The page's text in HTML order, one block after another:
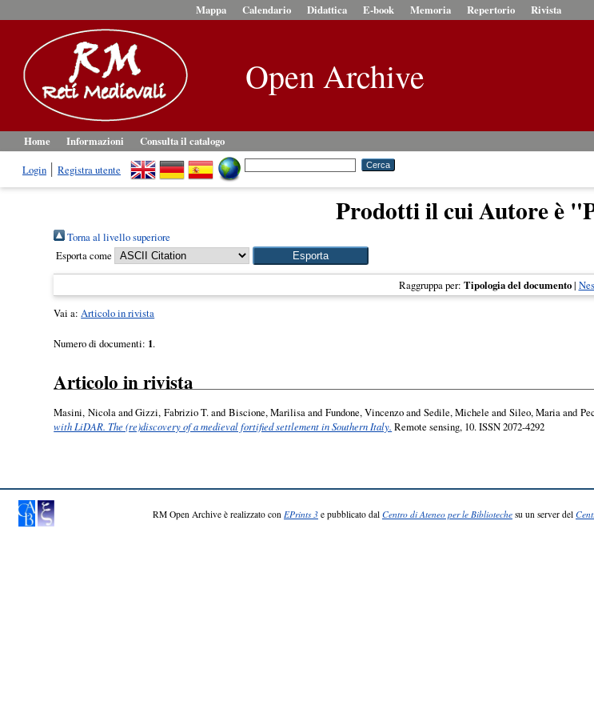
Mappa Calendario Didattica E-book Memoria Repertorio Rivista
Open Archive
Home Informazioni
Consulta il catalogo
Login
Registra utente
Prodotti il cui Autore è "
Torna al livello superiore
Esporta come
Raggruppa per: Tipologia del documento|
Vai a:Articolo in rivista
Numero di documenti: 1.
Articolo in rivista
Masini, NicolaandGizzi, Fabrizio T.and Biscione, Marilisaand Fundone, Vincenzoand Sedile, Michele and Sileo, Mariaand
with LiDAR. The (re)discovery of a medieval fortified settlement in Southern Italy. Remote sensing, 10. ISSN 2072-4292
RM Open Archive è realizzato con EPrints 3 e pubblicato dal Centro di Ateneo per le Biblioteche su un server del